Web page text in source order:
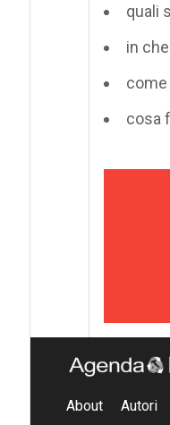
quali
in
cosa
About Autori